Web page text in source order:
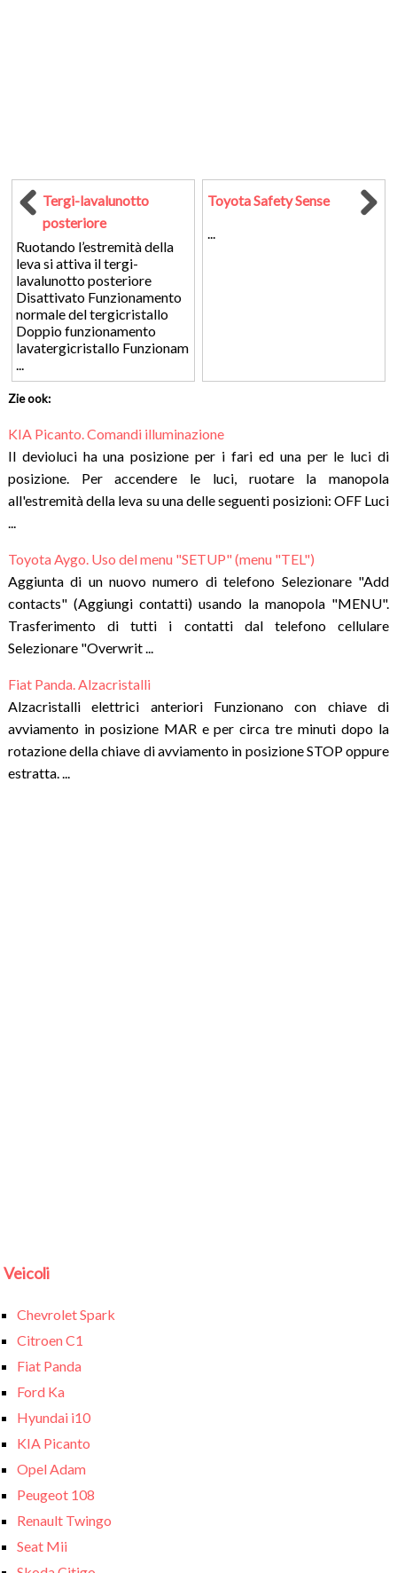
Tergi-lavalunotto
posteriore
Ruotando l’estremità della
leva si attiva il tergi-
lavalunotto posteriore
Disattivato Funzionamento
normale del tergicristallo
Doppio funzionamento
lavatergicristallo Funzionam
Toyota Safety Sense
Zie ook:
KIA Picanto. Comandi illuminazione
Il devioluci ha una posizione per i fari ed una per le luci di
posizione. Per accendere le luci, ruotare la manopola
all'estremità della leva su una delle seguenti posizioni: OFF Luci
...
Toyota Aygo. Uso del menu "SETUP" (menu "TEL")
Aggiunta di un nuovo numero di telefono Selezionare "Add
contacts" (Aggiungi contatti) usando la manopola "MENU".
Trasferimento di tutti i contatti dal telefono cellulare
Selezionare "Overwrit ...
Fiat Panda. Alzacristalli
Alzacristalli elettrici anteriori Funzionano con chiave di
avviamento in posizione MAR e per circa tre minuti dopo la
rotazione della chiave di avviamento in posizione STOP oppure
estratta. ...
Veicoli
Chevrolet Spark
Citroen C1
Fiat Panda
Ford Ka
Hyundai i10
KIA Picanto
Opel Adam
Peugeot 108
Renault Twingo
Seat Mii